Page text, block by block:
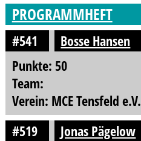
PROGRAMMHEFT
#541
Bosse Hansen
Punkte: 50
Team:
Verein: MCE Tensfeld e.V.
#519
Jonas Pägelow